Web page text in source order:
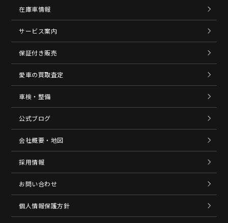
在庫車情報
サービス案内
保証付き販売
愛車の買取査定
車検・整備
公式ブログ
会社概要・地図
採用情報
お問い合わせ
個人情報保護方針